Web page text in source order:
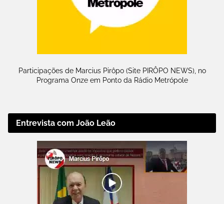
Participações de Marcius Pirôpo (Site PIRÔPO NEWS), no
Programa Onze em Ponto da Rádio Metrópole
Entrevista com João Leão